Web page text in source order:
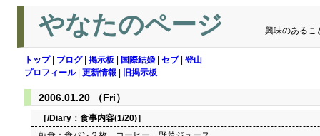
やなたのページ 興味のあるこ
トップ| ブログ| 掲示板 国際結婚 セブ| 登山
プロフィール| 更新情報 旧掲示板
2006.01.20 （Fri）
［/Diary： 食事内容(1/20)］